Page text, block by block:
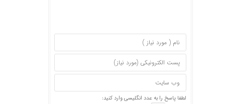
لطفا پاسخ را به عدد انگلیسی وارد کنید: